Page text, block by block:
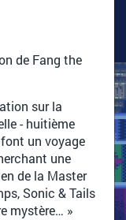
de Fang the
sur la
- huitième
un voyage
une
de la Master
Sonic & Tails
mystère… »